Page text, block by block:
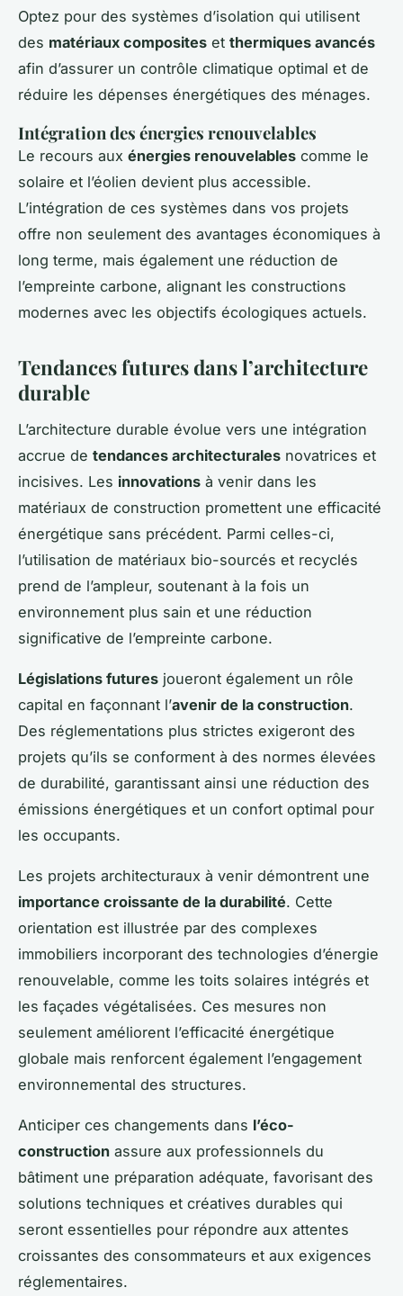
Optez pour des systèmes d’isolation qui utilisent
des matériaux composites et thermiques avancés
afin d’assurer un contrôle climatique optimal et de
réduire les dépenses énergétiques des ménages.
Intégration des énergies renouvelables
Le recours aux énergies renouvelables comme le
solaire et l’éolien devient plus accessible.
L’intégration de ces systèmes dans vos projets
offre non seulement des avantages économiques à
long terme, mais également une réduction de
l’empreinte carbone, alignant les constructions
modernes avec les objectifs écologiques actuels.
Tendances futures dans l’architecture
durable
L’architecture durable évolue vers une intégration
accrue de tendances architecturales novatrices et
incisives. Les innovations à venir dans les
matériaux de construction promettent une efficacité
énergétique sans précédent. Parmi celles-ci,
l’utilisation de matériaux bio-sourcés et recyclés
prend de l’ampleur, soutenant à la fois un
environnement plus sain et une réduction
significative de l’empreinte carbone.
Législations futures joueront également un rôle
capital en façonnant l’avenir de la construction.
Des réglementations plus strictes exigeront des
projets qu’ils se conforment à des normes élevées
de durabilité, garantissant ainsi une réduction des
émissions énergétiques et un confort optimal pour
les occupants.
Les projets architecturaux à venir démontrent une
importance croissante de la durabilité. Cette
orientation est illustrée par des complexes
immobiliers incorporant des technologies d’énergie
renouvelable, comme les toits solaires intégrés et
les façades végétalisées. Ces mesures non
seulement améliorent l’efficacité énergétique
globale mais renforcent également l’engagement
environnemental des structures.
Anticiper ces changements dans l’éco-
construction assure aux professionnels du
bâtiment une préparation adéquate, favorisant des
solutions techniques et créatives durables qui
seront essentielles pour répondre aux attentes
croissantes des consommateurs et aux exigences
réglementaires.